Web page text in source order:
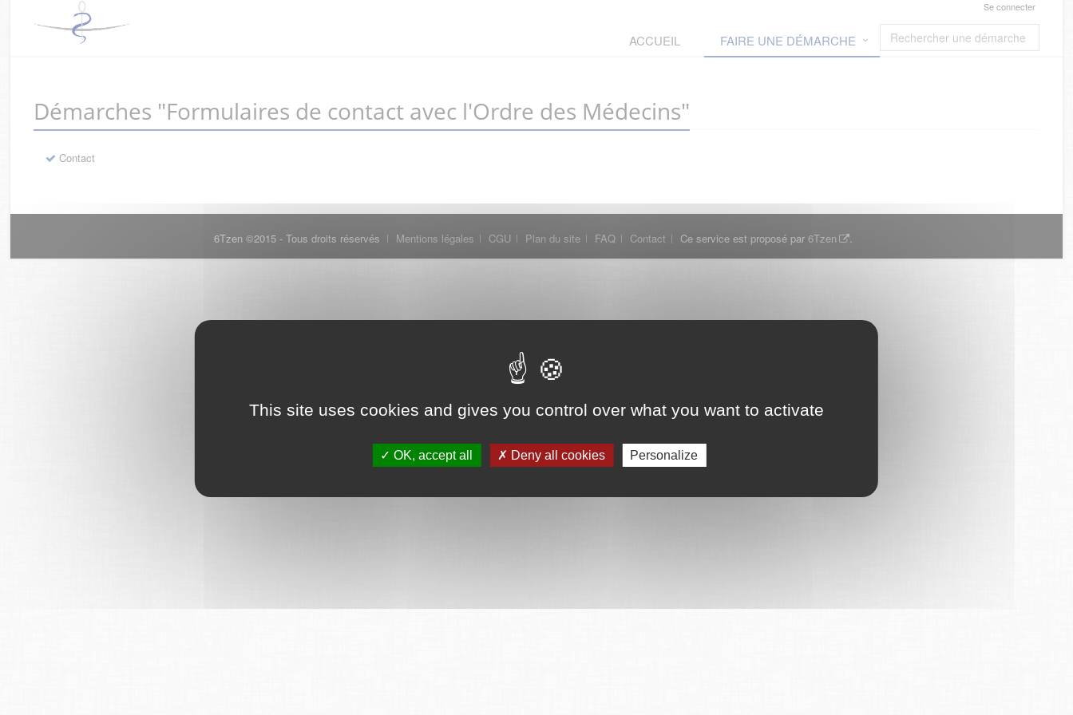
This site uses cookies and gives you control over what you want to activate
OK, accept all Deny all cookies Personalize
Se connecter
ACCUEIL FAIRE UNE DÉMARCHE
Démarches "Formulaires de contact avec l'Ordre des Médecins"
Contact
6Tzen ©2015 - Tous droits réservés Mentions légales CGU Plan du site FAQ Contact Ce service est proposé par 6Tzen .